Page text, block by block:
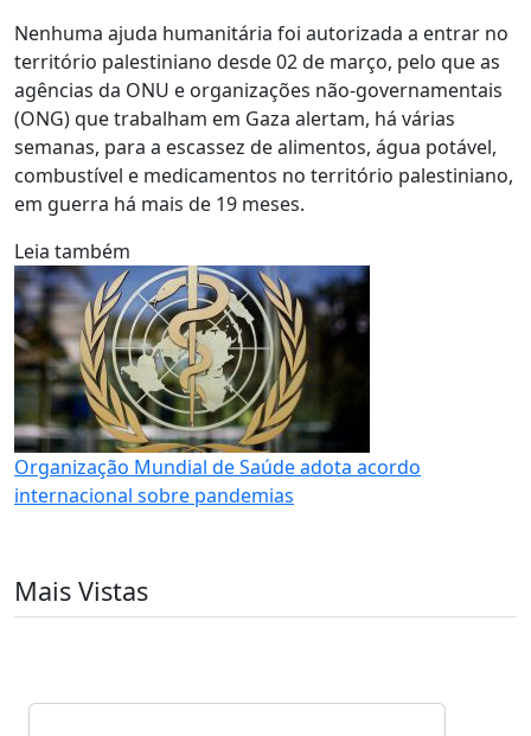
Nenhuma ajuda humanitária foi autorizada a entrar no
território palestiniano desde 02 de março, pelo que as
agências da ONU e organizações não-governamentais
(ONG) que trabalham em Gaza alertam, há várias
semanas, para a escassez de alimentos, água potável,
combustível e medicamentos no território palestiniano,
em guerra há mais de 19 meses.
Leia também
Organização Mundial de Saúde adota acordo
internacional sobre pandemias
Mais Vistas